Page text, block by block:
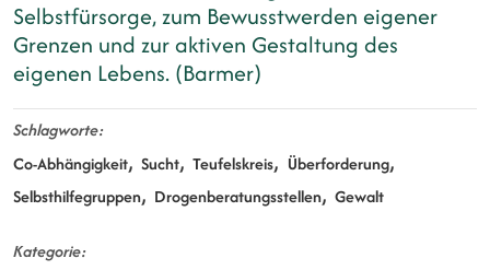
Selbstfürsorge, zum Bewusstwerden eigener
Grenzen und zur aktiven Gestaltung des
eigenen Lebens. (Barmer)
Schlagworte
Co-Abhängigkeit Sucht Teufelskreis
Überforderung
Selbsthilfegruppen
Drogenberatungsstellen Gewalt
Kategorie